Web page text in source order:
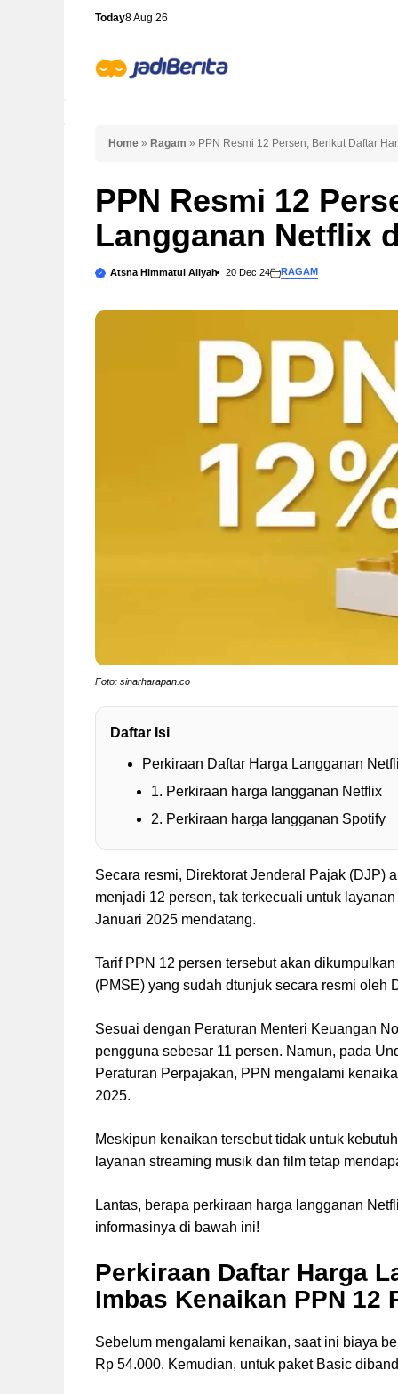
Today8 Aug 26
Home » Ragam » PPN Resmi 12 Persen, Berikut Daftar
PPN Resmi 12
Langganan Netflix
Atsna Himmatul Aliyah 20 Dec 24 RAGAM
Foto: sinarharapan.co
Daftar Isi
Perkiraan Daftar Harga Langganan
1. Perkiraan harga langganan Netflix
2. Perkiraan harga langganan Spotify
Secara resmi, Direktorat Jenderal Pajak (DJP)
menjadi 12 persen, tak terkecuali untuk
Januari 2025 mendatang.
Tarif PPN 12 persen tersebut akan
(PMSE) yang sudah dtunjuk secara resmi oleh
Sesuai dengan Peraturan Menteri Keuangan
pengguna sebesar 11 persen. Namun, pada
Peraturan Perpajakan, PPN mengalami
2025.
Meskipun kenaikan tersebut tidak untuk
layanan streaming musik dan film tetap
Lantas, berapa perkiraan harga langganan
informasinya di bawah ini!
Perkiraan Daftar Harga
Imbas Kenaikan PPN 12
Sebelum mengalami kenaikan, saat ini biaya
Rp 54.000. Kemudian, untuk paket Basic